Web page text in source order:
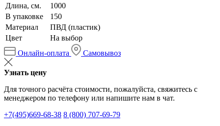
Длина, см.
1000
В упаковке
150
Материал
ПВД (пластик)
Цвет
На выбор
Онлайн-оплата
Самовывоз
Узнать цену
Для точного расчёта стоимости, пожалуйста, свяжитесь с
менеджером по телефону или напишите нам в чат.
+7(495)669-68-38 8 (800) 707-69-79